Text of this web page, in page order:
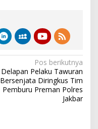
Pos berikutnya
Delapan Pelaku Tawuran
Bersenjata Diringkus Tim
Pemburu Preman Polres
Jakbar